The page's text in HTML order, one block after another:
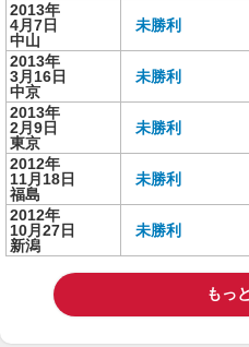
2013年
4月7日
中山
未勝利
2013年
3月16日
中京
未勝利
2013年
2月9日
東京
未勝利
2012年
11月18日
福島
未勝利
2012年
10月27日
新潟
未勝利
もっ